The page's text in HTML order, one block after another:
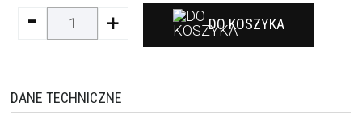
- + DO KOSZYKA
DANE TECHNICZNE